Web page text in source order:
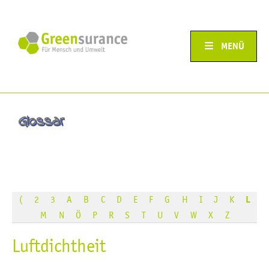
MENÜ
Glossar
( 2 3 A B C D E F G H I J K L
M N Ö P R S T U V W X Z
Luftdichtheit